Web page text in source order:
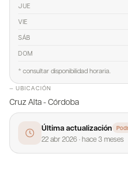
JUE
VIE
SÁB
DOM
* consultar disponibilidad horaria.
— UBICACIÓN
Cruz Alta - Córdoba
Última actualización
22 abr 2026·hace 3 meses